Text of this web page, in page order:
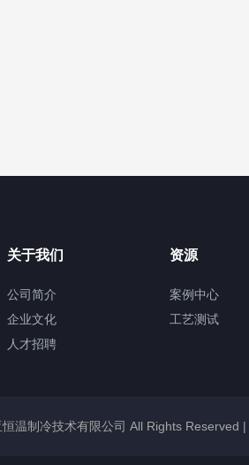
关于我们
公司简介
企业文化
人才招聘
资源
案例中心
工艺测试
温制冷技术有限公司 All Rights Reserved |